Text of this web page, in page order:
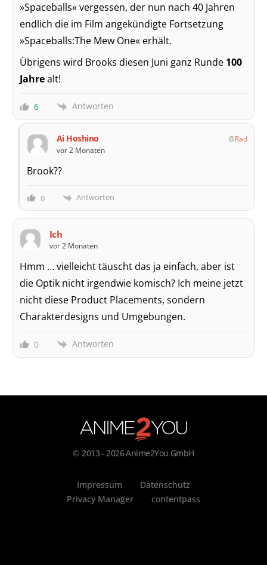
»Spaceballs« vergessen, der nun nach 40 Jahren
endlich die im Film angekündigte Fortsetzung
»Spaceballs:The Mew One« erhält.
Übrigens wird Brooks diesen Juni ganz Runde 100
Jahrealt!
6 Antworten
Ai Hoshino
Rad
vor 2 Monaten
Brook??
0 Antworten
Ich
vor 2 Monaten
Hmm … vielleicht täuscht das ja einfach, aber ist
die Optik nicht irgendwie komisch? Ich meine jetzt
nicht diese Product Placements, sondern
Charakterdesigns und Umgebungen.
0 Antworten
© 2013 - 2026 Anime2You GmbH
Impressum
Datenschutz
Privacy Manager
contentpass